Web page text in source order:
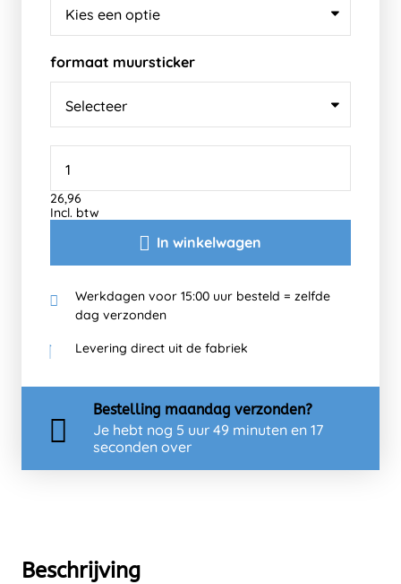
Beschrijving
formaat muursticker
In winkelwagen
26,96
Incl. btw
Werkdagen voor 15:00 uur besteld = zelfde
dag verzonden
Levering direct uit de fabriek
Bestelling maandag verzonden?
Je hebt nog 5 uur 49 minuten en 17
seconden over